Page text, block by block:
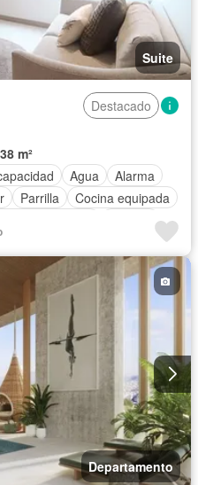
Suite
Destacado
38 m²
Agua
Alarma
Parrilla
Cocina equipada
amoblado
Departamento